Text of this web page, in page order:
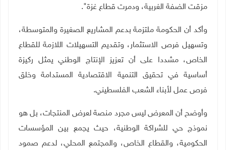
مزقت الضفة الغربية، ودمرت قطاع غزة"
.
وأكد أن الحكومة ملتزمة بدعم المشاريع الصغيرة والمتوسطة،
وتسهيل فرص الاستثمار، وتقديم التسهيلات اللازمة للقطاع
الخاص، مشددا على أن تعزيز الإنتاج الوطني يمثل ركيزة
أساسية في تحقيق التنمية الاقتصادية المستدامة وخلق
فرص عمل لأبناء الشعب الفلسطيني.
وأوضح أن المعرض ليس مجرد منصة لعرض المنتجات، بل هو
نموذج حي للشراكة الوطنية، حيث يجمع بين المؤسسات
الحكومية، والقطاع الخاص، والمجتمع المحلي، لدعم صمود